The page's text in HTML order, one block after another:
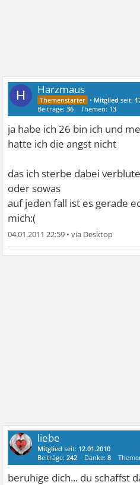
H Harzmaus
• Mitglied seit:
Beiträge:36 Themen: 13
ja habe ich 26 bin ich und
hatte ich die angst nicht
das ich sterbe dabei
oder sowas
auf jeden fall ist es gerade
mich:(
04.01.2011 22:59 •
liebe
Mitglied seit: 12.01.2010
Beiträge:242 Danke:8
beruhige dich... du schaffst